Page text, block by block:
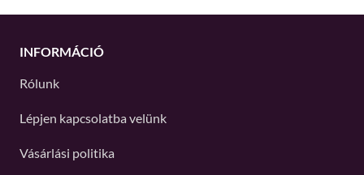
INFORMÁCIÓ
Rólunk
Lépjen kapcsolatba velünk
Vásárlási politika